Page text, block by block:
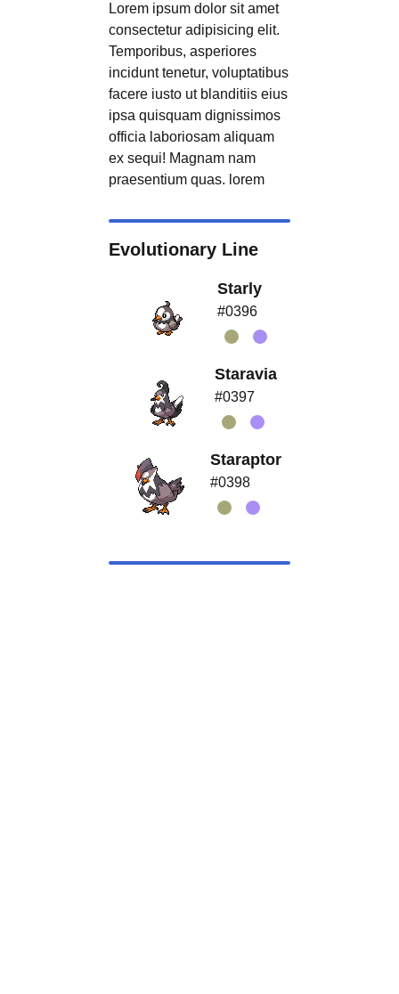
Lorem ipsum dolor sit amet
consectetur adipisicing elit.
Temporibus, asperiores
incidunt tenetur, voluptatibus
facere iusto ut blanditiis eius
ipsa quisquam dignissimos
officia laboriosam aliquam
ex sequi! Magnam nam
praesentium quas. lorem
Evolutionary Line
Starly
#0396
Staravia
#0397
Staraptor
#0398